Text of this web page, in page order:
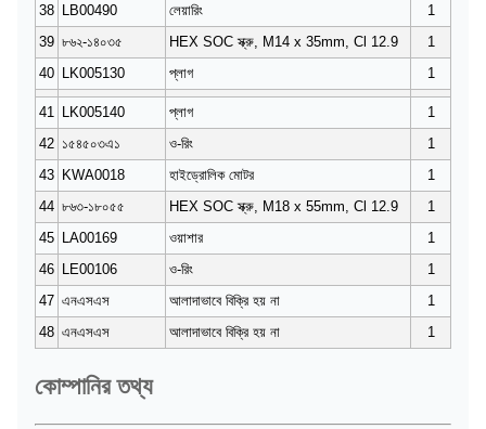
38
LB00490 লেয়ারিং
1
39 ৮৬২-১৪০৩৫ HEX SOC স্ক্রু, M14 x 35mm, Cl 12.9
1
40
LK005130 প্লাগ 1
41 LK005140 প্লাগ
1
42 ১৫৪৫০৩এ১ ও-রিং
1
43 KWA0018 হাইড্রোলিক মোটর
1
44 ৮৬৩-১৮০৫৫ HEX SOC স্ক্রু, M18 x 55mm, Cl 12.9
1
45
LA00169 ওয়াশার
1
46
LE00106 ও-রিং
1
47 এনএসএস আলাদাভাবে বিক্রি হয় না
1
48 এনএসএস আলাদাভাবে বিক্রি হয় না 1
কোম্পানির তথ্য